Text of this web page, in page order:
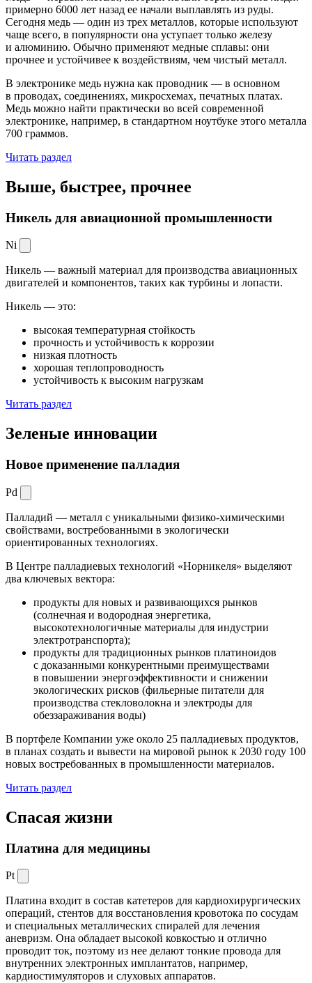
примерно 6000 лет назад ее начали выплавлять из руды.
Сегодня медь — один из трех металлов, которые используют
чаще всего, в популярности она уступает только железу
и алюминию. Обычно применяют медные сплавы: они
прочнее и устойчивее к воздействиям, чем чистый металл.
В электронике медь нужна как проводник — в основном
в проводах, соединениях, микросхемах, печатных платах.
Медь можно найти практически во всей современной
электронике, например, в стандартном ноутбуке этого металла
700 граммов.
Читать раздел
Выше, быстрее, прочнее
Никель для авиационной промышленности
Ni
Никель — важный материал для производства авиационных
двигателей и компонентов, таких как турбины и лопасти.
Никель — это:
высокая температурная стойкость
прочность и устойчивость к коррозии
низкая плотность
хорошая теплопроводность
устойчивость к высоким нагрузкам
Читать раздел
Зеленые инновации
Новое применение палладия
Pd
Палладий — металл с уникальными физико-химическими
свойствами, востребованными в экологически
ориентированных технологиях.
В Центре палладиевых технологий «Норникеля» выделяют
два ключевых вектора:
продукты для новых и развивающихся рынков
(солнечная и водородная энергетика,
высокотехнологичные материалы для индустрии
электротранспорта);
продукты для традиционных рынков платиноидов
с доказанными конкурентными преимуществами
в повышении энергоэффективности и снижении
экологических рисков (фильерные питатели для
производства стекловолокна и электроды для
обеззараживания воды)
В портфеле Компании уже около 25 палладиевых продуктов,
в планах создать и вывести на мировой рынок к 2030 году 100
новых востребованных в промышленности материалов.
Читать раздел
Спасая жизни
Платина для медицины
Pt
Платина входит в состав катетеров для кардиохирургических
операций, стентов для восстановления кровотока по сосудам
и специальных металлических спиралей для лечения
аневризм. Она обладает высокой ковкостью и отлично
проводит ток, поэтому из нее делают тонкие провода для
внутренних электронных имплантатов, например,
кардиостимуляторов и слуховых аппаратов.